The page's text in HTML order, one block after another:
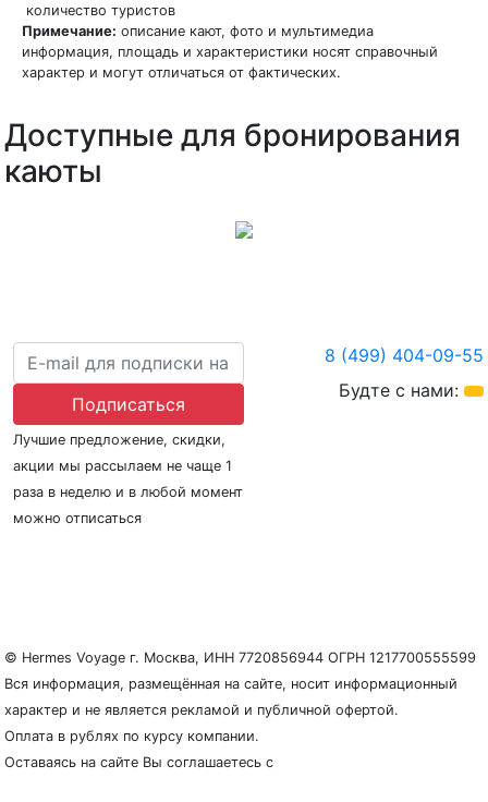
количество туристов
Примечание: описание кают, фото и мультимедиа
информация, площадь и характеристики носят справочный
характер и могут отличаться от фактических.
Доступные для бронирования
каюты
© Hermes Voyage г. Москва, ИНН 7720856944 ОГРН 1217700555599
Вся информация, размещённая на сайте, носит информационный
характер и не является рекламой и публичной офертой.
Оплата в рублях по курсу компании.
Оставаясь на сайте Вы соглашаетесь с
Подписаться
Лучшие предложение, скидки,
акции мы рассылаем не чаще 1
раза в неделю и в любой момент
можно отписаться
8 (499) 404-09-55
Будте с нами: